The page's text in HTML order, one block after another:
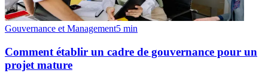
Gouvernance et Management5 min
Comment établir un cadre de gouvernance pour un
projet mature